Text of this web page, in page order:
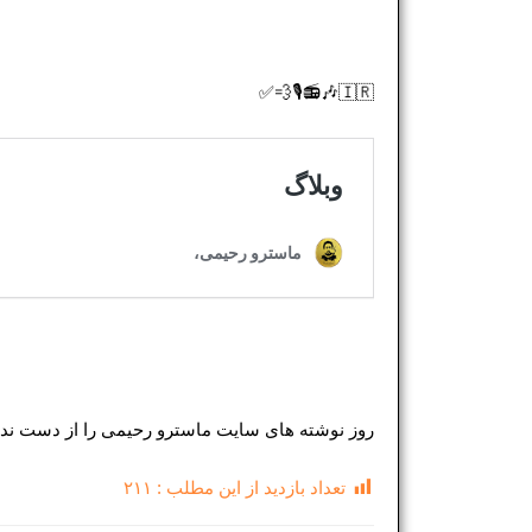
🇮🇷🎶📻🎙💨✅
روز نوشته های سایت ماسترو رحیمی را از دست
تعداد بازدید از این مطلب : ۲۱۱